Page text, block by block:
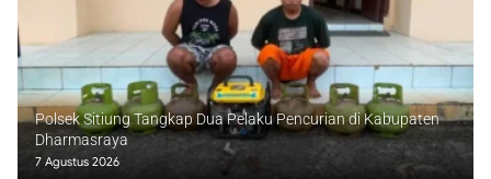
Polsek Sitiung Tangkap Dua Pelaku Pencurian di Kabupaten
Dharmasraya
7 Agustus 2026